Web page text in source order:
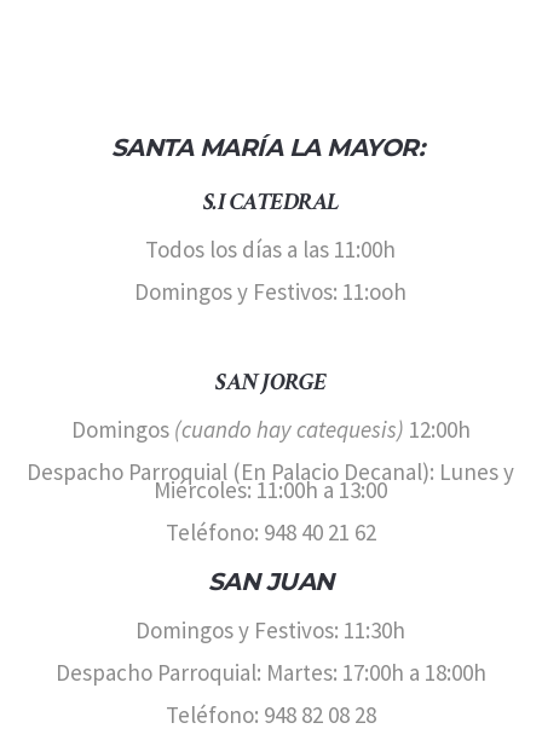
SANTA MARÍA LA MAYOR:
S.I CATEDRAL
Todos los días a las 11:00h
Domingos y Festivos: 11:ooh
SAN JORGE
Domingos (cuando hay catequesis) 12:00h
Despacho Parroquial (En Palacio Decanal): Lunes y
Miércoles: 11:00h a 13:00
Teléfono: 948 40 21 62
SAN JUAN
Domingos y Festivos: 11:30h
Despacho Parroquial: Martes: 17:00h a 18:00h
Teléfono: 948 82 08 28